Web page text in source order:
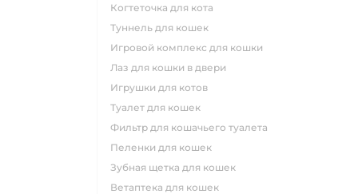
когтеточка для кота
туннель для кошек
игровой комплекс для кошки
лаз для кошки в двери
игрушки для котов
туалет для кошек
фильтр для кошачьего туалета
пеленки для кошек
зубная щетка для кошек
ветаптека для кошек